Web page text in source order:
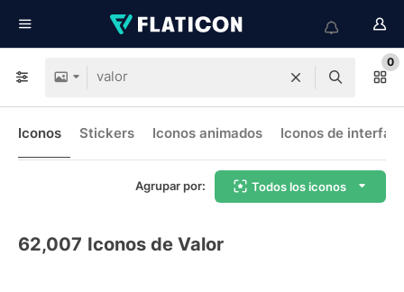
0
Iconos Stickers Iconos animados Iconos de interfaz
Agrupar por: Todos los iconos
62,007 Iconos de Valor